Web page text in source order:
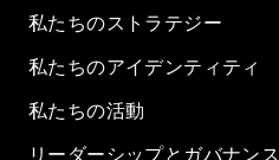
私たちのストラテジー
私たちのアイデンティティ
私たちの活動
リーダーシップとガバナンス